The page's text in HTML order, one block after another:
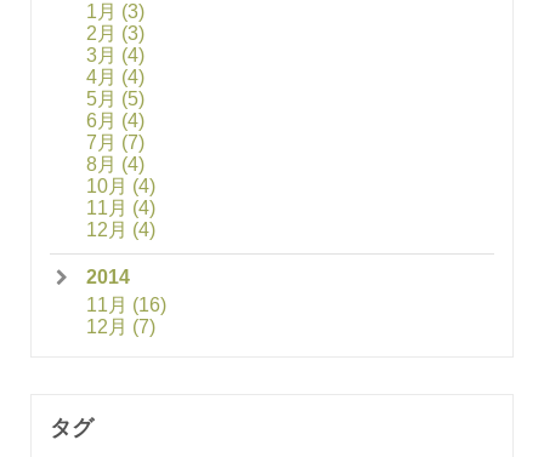
1月 (3)
2月 (3)
3月 (4)
4月 (4)
5月 (5)
6月 (4)
7月 (7)
8月 (4)
10月 (4)
11月 (4)
12月 (4)
2014
11月 (16)
12月 (7)
タグ